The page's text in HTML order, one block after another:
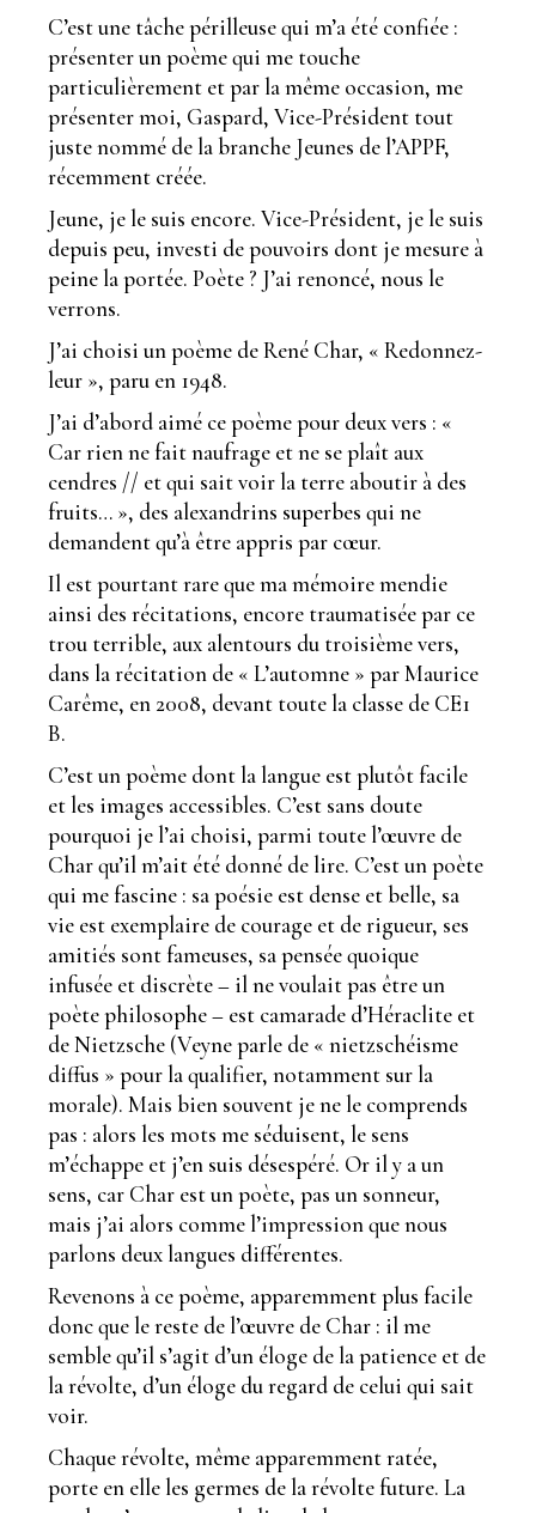
C’est une tâche périlleuse qui m’a été confiée :
présenter un poème qui me touche
particulièrement et par la même occasion, me
présenter moi, Gaspard, Vice-Président tout
juste nommé de la branche Jeunes de l’APPF,
récemment créée.
Jeune, je le suis encore. Vice-Président, je le suis
depuis peu, investi de pouvoirs dont je mesure à
peine la portée. Poète ? J’ai renoncé, nous le
verrons.
J’ai choisi un poème de René Char, « Redonnez-
leur », paru en 1948.
J’ai d’abord aimé ce poème pour deux vers : «
Car rien ne fait naufrage et ne se plaît aux
cendres // et qui sait voir la terre aboutir à des
fruits… », des alexandrins superbes qui ne
demandent qu’à être appris par cœur.
Il est pourtant rare que ma mémoire mendie
ainsi des récitations, encore traumatisée par ce
trou terrible, aux alentours du troisième vers,
dans la récitation de « L’automne » par Maurice
Carême, en 2008, devant toute la classe de CE1
B.
C’est un poème dont la langue est plutôt facile
et les images accessibles. C’est sans doute
pourquoi je l’ai choisi, parmi toute l’œuvre de
Char qu’il m’ait été donné de lire. C’est un poète
qui me fascine : sa poésie est dense et belle, sa
vie est exemplaire de courage et de rigueur, ses
amitiés sont fameuses, sa pensée quoique
infusée et discrète – il ne voulait pas être un
poète philosophe – est camarade d’Héraclite et
de Nietzsche (Veyne parle de « nietzschéisme
diffus » pour la qualifier, notamment sur la
morale). Mais bien souvent je ne le comprends
pas : alors les mots me séduisent, le sens
m’échappe et j’en suis désespéré. Or il y a un
sens, car Char est un poète, pas un sonneur,
mais j’ai alors comme l’impression que nous
parlons deux langues différentes.
Revenons à ce poème, apparemment plus facile
donc que le reste de l’œuvre de Char : il me
semble qu’il s’agit d’un éloge de la patience et de
la révolte, d’un éloge du regard de celui qui sait
voir.
Chaque révolte, même apparemment ratée,
porte en elle les germes de la révolte future. La